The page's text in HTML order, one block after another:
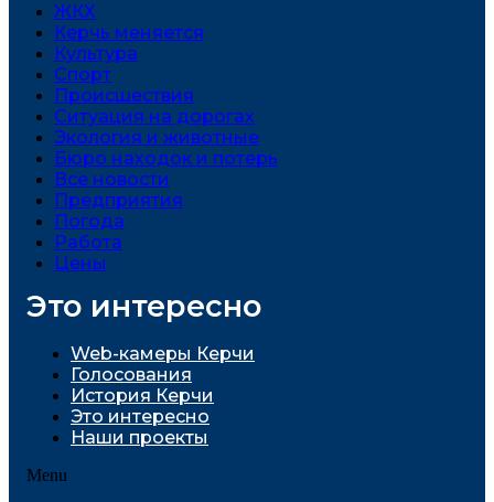
ЖКХ
Керчь меняется
Культура
Спорт
Проиcшествия
Ситуация на дорогах
Экология и животные
Бюро находок и потерь
Все новости
Предприятия
Погода
Работа
Цены
Это интересно
Web-камеры Керчи
Голосования
История Керчи
Это интересно
Наши проекты
Menu